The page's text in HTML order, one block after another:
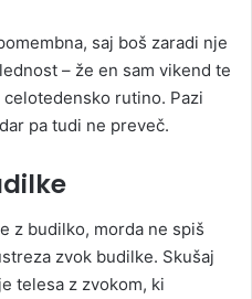
saj boš zaradi nje
– že en sam vikend te
rutino. Pazi
pa tudi ne preveč.
z budilko, morda ne spiš
zvok budilke. Skušaj
telesa z zvokom, ki